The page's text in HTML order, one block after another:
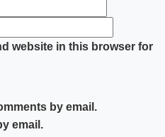
website in this browser for
by email.
email.